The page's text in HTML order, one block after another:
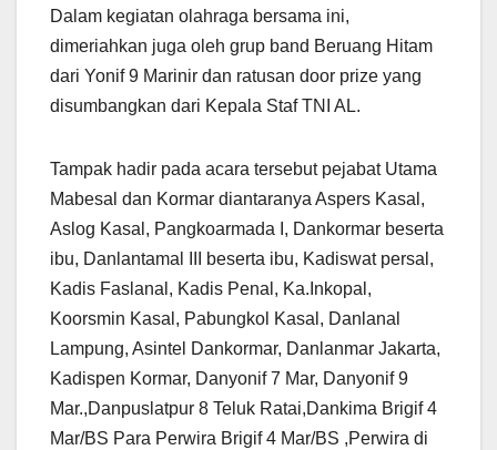
Dalam kegiatan olahraga bersama ini,
dimeriahkan juga oleh grup band Beruang Hitam
dari Yonif 9 Marinir dan ratusan door prize yang
disumbangkan dari Kepala Staf TNI AL.
Tampak hadir pada acara tersebut pejabat Utama
Mabesal dan Kormar diantaranya Aspers Kasal,
Aslog Kasal, Pangkoarmada I, Dankormar beserta
ibu, Danlantamal III beserta ibu, Kadiswat persal,
Kadis Faslanal, Kadis Penal, Ka.Inkopal,
Koorsmin Kasal, Pabungkol Kasal, Danlanal
Lampung, Asintel Dankormar, Danlanmar Jakarta,
Kadispen Kormar, Danyonif 7 Mar, Danyonif 9
Mar.,Danpuslatpur 8 Teluk Ratai,Dankima Brigif 4
Mar/BS Para Perwira Brigif 4 Mar/BS ,Perwira di